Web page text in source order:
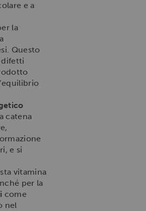
e a
la
Questo
difetti
catena
e si
vitamina
per la
come
nel